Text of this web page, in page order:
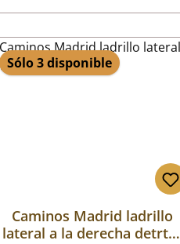
Sólo 3 disponible
Caminos Madrid ladrillo
lateral a la derecha detrtás